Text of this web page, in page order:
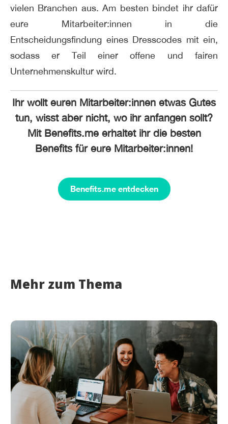
vielen Branchen aus. Am besten bindet ihr dafür
eure Mitarbeiter:innen in die
Entscheidungsfindung eines Dresscodes mit ein,
sodass er Teil einer offene und fairen
Unternehmenskultur wird.
Ihr wollt euren Mitarbeiter:innen etwas Gutes
tun, wisst aber nicht, wo ihr anfangen sollt?
Mit Benefits.me erhaltet ihr die besten
Benefits für eure Mitarbeiter:innen!
Benefits.me entdecken
Mehr zum Thema